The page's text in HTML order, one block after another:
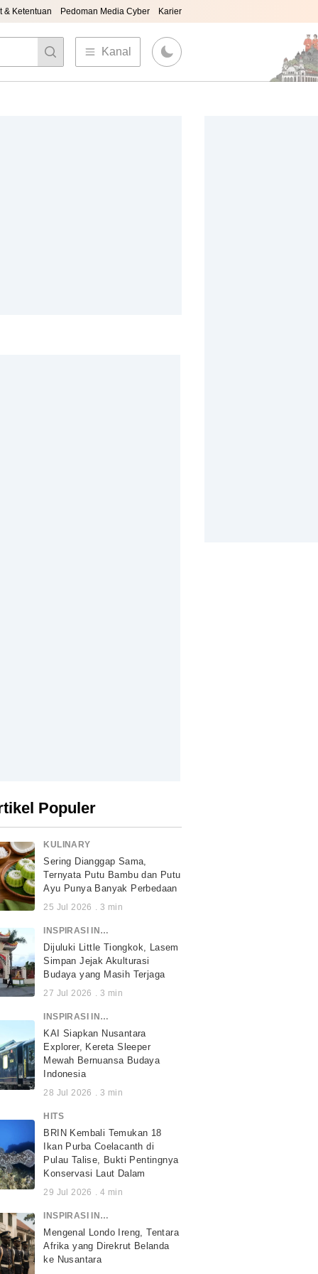
& Ketentuan Pedoman Media Cyber Karier
Kanal
Populer
KULINARY
Sering Dianggap Sama,
Ternyata Putu Bambu dan Putu
Ayu Punya Banyak Perbedaan
25 Jul 2026 . 3 min
INSPIRASI INDONESIA
Dijuluki Little Tiongkok, Lasem
Simpan Jejak Akulturasi
Budaya yang Masih Terjaga
27 Jul 2026 . 3 min
INSPIRASI INDONESIA
KAI Siapkan Nusantara
Explorer, Kereta Sleeper
Mewah Bernuansa Budaya
Indonesia
28 Jul 2026 . 3 min
HITS
BRIN Kembali Temukan 18
Ikan Purba Coelacanth di
Pulau Talise, Bukti Pentingnya
Konservasi Laut Dalam
29 Jul 2026 . 4 min
INSPIRASI INDONESIA
Mengenal Londo Ireng, Tentara
Afrika yang Direkrut Belanda
ke Nusantara